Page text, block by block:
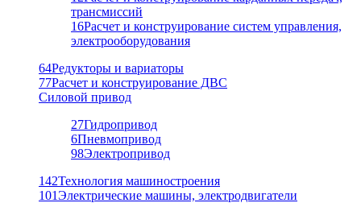
трансмиссий
16Расчет и конструирование систем управления,
электрооборудования
64Редукторы и вариаторы
77Расчет и конструирование ДВС
Силовой привод
27Гидропривод
6Пневмопривод
98Электропривод
142Технология машиностроения
101Электрические машины, электродвигатели